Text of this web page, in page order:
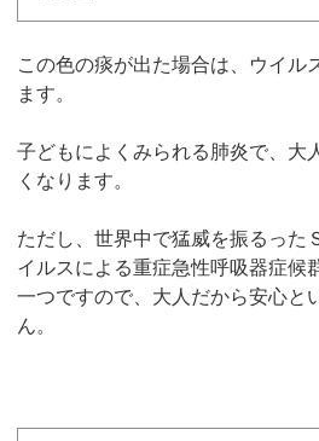
この色の痰が出た場合は、ウイル
ます。
子どもによくみられる肺炎で、大
くなります。
ただし、世界中で猛威を振るった
イルスによる重症急性呼吸器症候
一つですので、大人だから安心と
ん。